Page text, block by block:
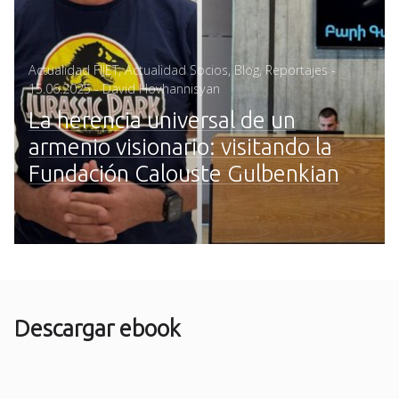
Actualidad FIJET,Actualidad Socios, Blog, Reportajes - Posted
on
15.06.2025 - David Hovhannisyan
La herencia universal de un
armenio visionario: visitando la
Fundación Calouste Gulbenkian
Descargar ebook